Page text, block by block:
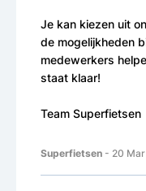
Je kan kiezen uit
de mogelijkheden
medewerkers
staat klaar!
Team Superfietsen
Superfietsen - 20